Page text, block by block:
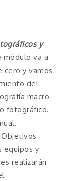
y
módulo va a
cero y vamos
del
macro
fotográfico.
equipos y
realizarán